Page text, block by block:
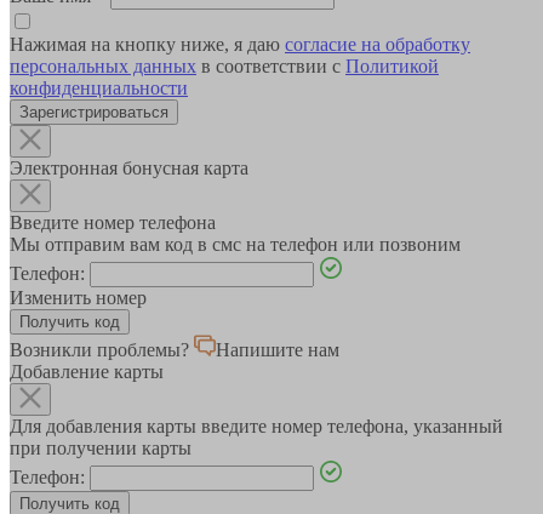
Нажимая на кнопку ниже, я даю согласие на обработку
персональных данных в соответствии с Политикой
конфиденциальности
Зарегистрироваться
Электронная бонусная карта
Введите номер телефона
Мы отправим вам код в смс на телефон или позвоним
Телефон:
Изменить номер
Возникли проблемы?
Напишите нам
Добавление карты
Для добавления карты введите номер телефона, указанный
при получении карты
Телефон: